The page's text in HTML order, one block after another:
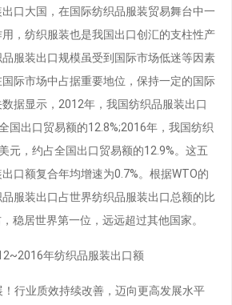
大国，在国际纺织品服装贸易舞台中一
，纺织服装也是我国出口创汇的支柱性产
服装出口规模虽受到国际市场低迷等因素
际市场中占据重要地位，保持一定的国际
据显示，2012年，我国纺织品服装出口
国出口贸易额的12.8%;2016年，我国纺织
元，约占全国出口贸易额的12.9%。这五
口额复合年均增速为0.7%。根据WTO的
服装出口占世界纺织品服装出口总额的比
稳居世界第一位，远远超过其他国家。
年纺织品服装出口额